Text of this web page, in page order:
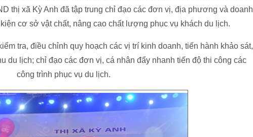
thị xã Kỳ Anh đã tập trung chỉ đạo các đơn vị, địa phương và doanh
cơ sở vật chất, nâng cao chất lượng phục vụ khách du lịch.
tra, điều chỉnh quy hoạch các vị trí kinh doanh, tiến hành khảo sát,
du lịch; chỉ đạo các đơn vị, cá nhân đẩy nhanh tiến độ thi công các
công trình phục vụ du lịch.